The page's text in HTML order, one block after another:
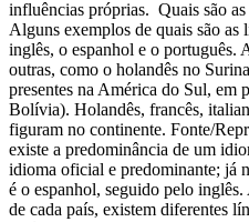
influências próprias. Quais são
Alguns exemplos de quais são as
inglês, o espanhol e o português.
outras, como o holandês no
presentes na América do Sul, em
Bolívia). Holandês, francês,
figuram no continente. Fonte/
existe a predominância de um
idioma oficial e predominante; já
é o espanhol, seguido pelo
de cada país, existem diferentes